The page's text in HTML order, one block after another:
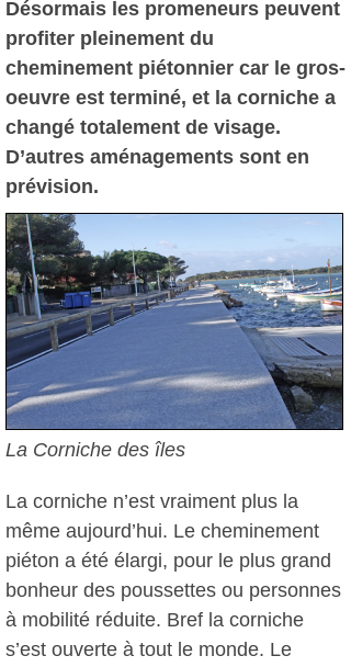
Désormais les promeneurs peuvent
profiter pleinement du
cheminement piétonnier car le gros-
oeuvre est terminé, et la corniche a
changé totalement de visage.
D’autres aménagements sont en
prévision.
La Corniche des îles
La corniche n’est vraiment plus la
même aujourd’hui. Le cheminement
piéton a été élargi, pour le plus grand
bonheur des poussettes ou personnes
à mobilité réduite. Bref la corniche
s’est ouverte à tout le monde. Le